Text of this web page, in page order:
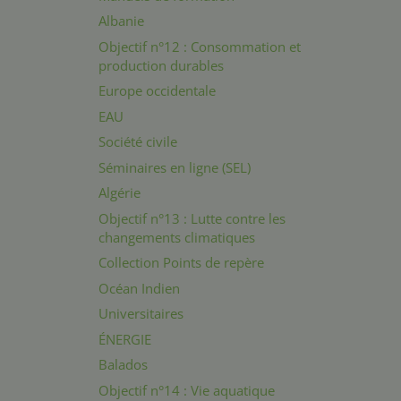
Albanie
Objectif n°12 : Consommation et
production durables
Europe occidentale
EAU
Société civile
Séminaires en ligne (SEL)
Algérie
Objectif n°13 : Lutte contre les
changements climatiques
Collection Points de repère
Océan Indien
Universitaires
ÉNERGIE
Balados
Objectif n°14 : Vie aquatique